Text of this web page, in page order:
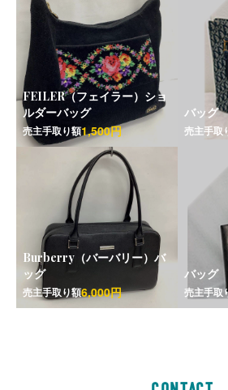
FEILER（フェイラー）ショ
ルダーバッグ
売主手取り額1,500円
バッグ
売主手取
Burberry（バーバリー）バ
ッグ
売主手取り額6,000円
バッグ
売主手取